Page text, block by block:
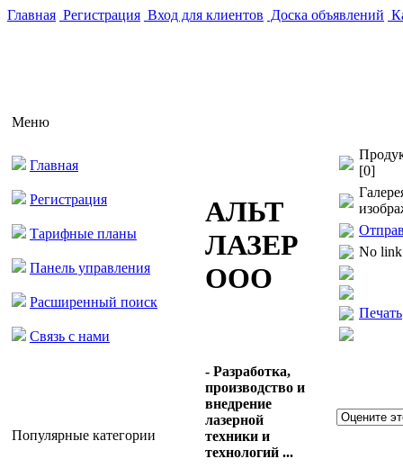
Главная Регистрация Вход для клиентов Доска объявлений
Меню
Главная
Регистрация
Тарифные планы
Панель управления
Расширенный поиск
Связь с нами
Популярные категории
АЛЬТ
ЛАЗЕР
ООО
- Разработка,
производство и
внедрение
лазерной
техники и
технологий ...
[0]
No link
Печать